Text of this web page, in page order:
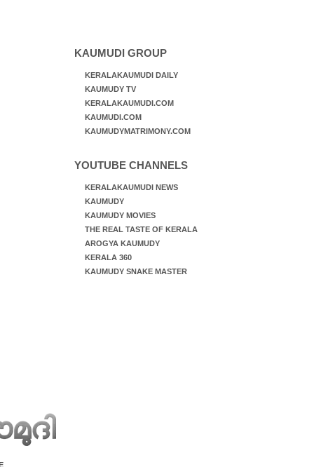
KAUMUDI GROUP
KERALAKAUMUDI DAILY
KAUMUDY TV
KERALAKAUMUDI.COM
KAUMUDI.COM
KAUMUDYMATRIMONY.COM
YOUTUBE CHANNELS
KERALAKAUMUDI NEWS
KAUMUDY
KAUMUDY MOVIES
THE REAL TASTE OF KERALA
AROGYA KAUMUDY
KERALA 360
KAUMUDY SNAKE MASTER